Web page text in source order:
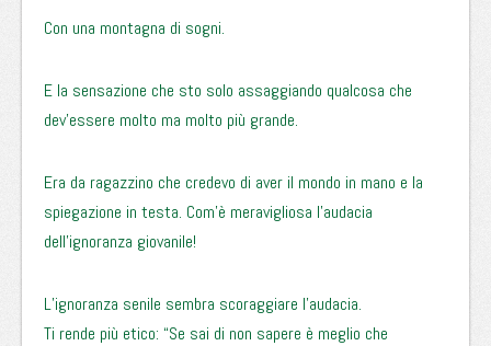
Con una montagna di sogni.
E la sensazione che sto solo assaggiando qualcosa che
dev’essere molto ma molto più grande.
Era da ragazzino che credevo di aver il mondo in mano e la
spiegazione in testa. Com’è meravigliosa l’audacia
dell’ignoranza giovanile!
L’ignoranza senile sembra scoraggiare l’audacia.
Ti rende più etico: “Se sai di non sapere è meglio che